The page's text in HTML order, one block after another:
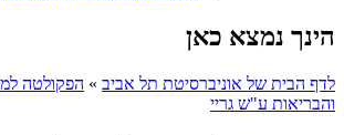
הינך נמצא כאן
לדף הבית של אוניברסיטת תל אביב » הפקולטה
והבריאות ע"ש גריי